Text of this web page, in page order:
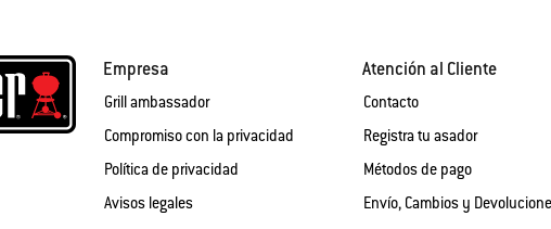
Empresa
Grill ambassador
Compromiso con la privacidad
Política de privacidad
Avisos legales
Atención al Cliente
Contacto
Registra tu asador
Métodos de pago
Envío, Cambios y